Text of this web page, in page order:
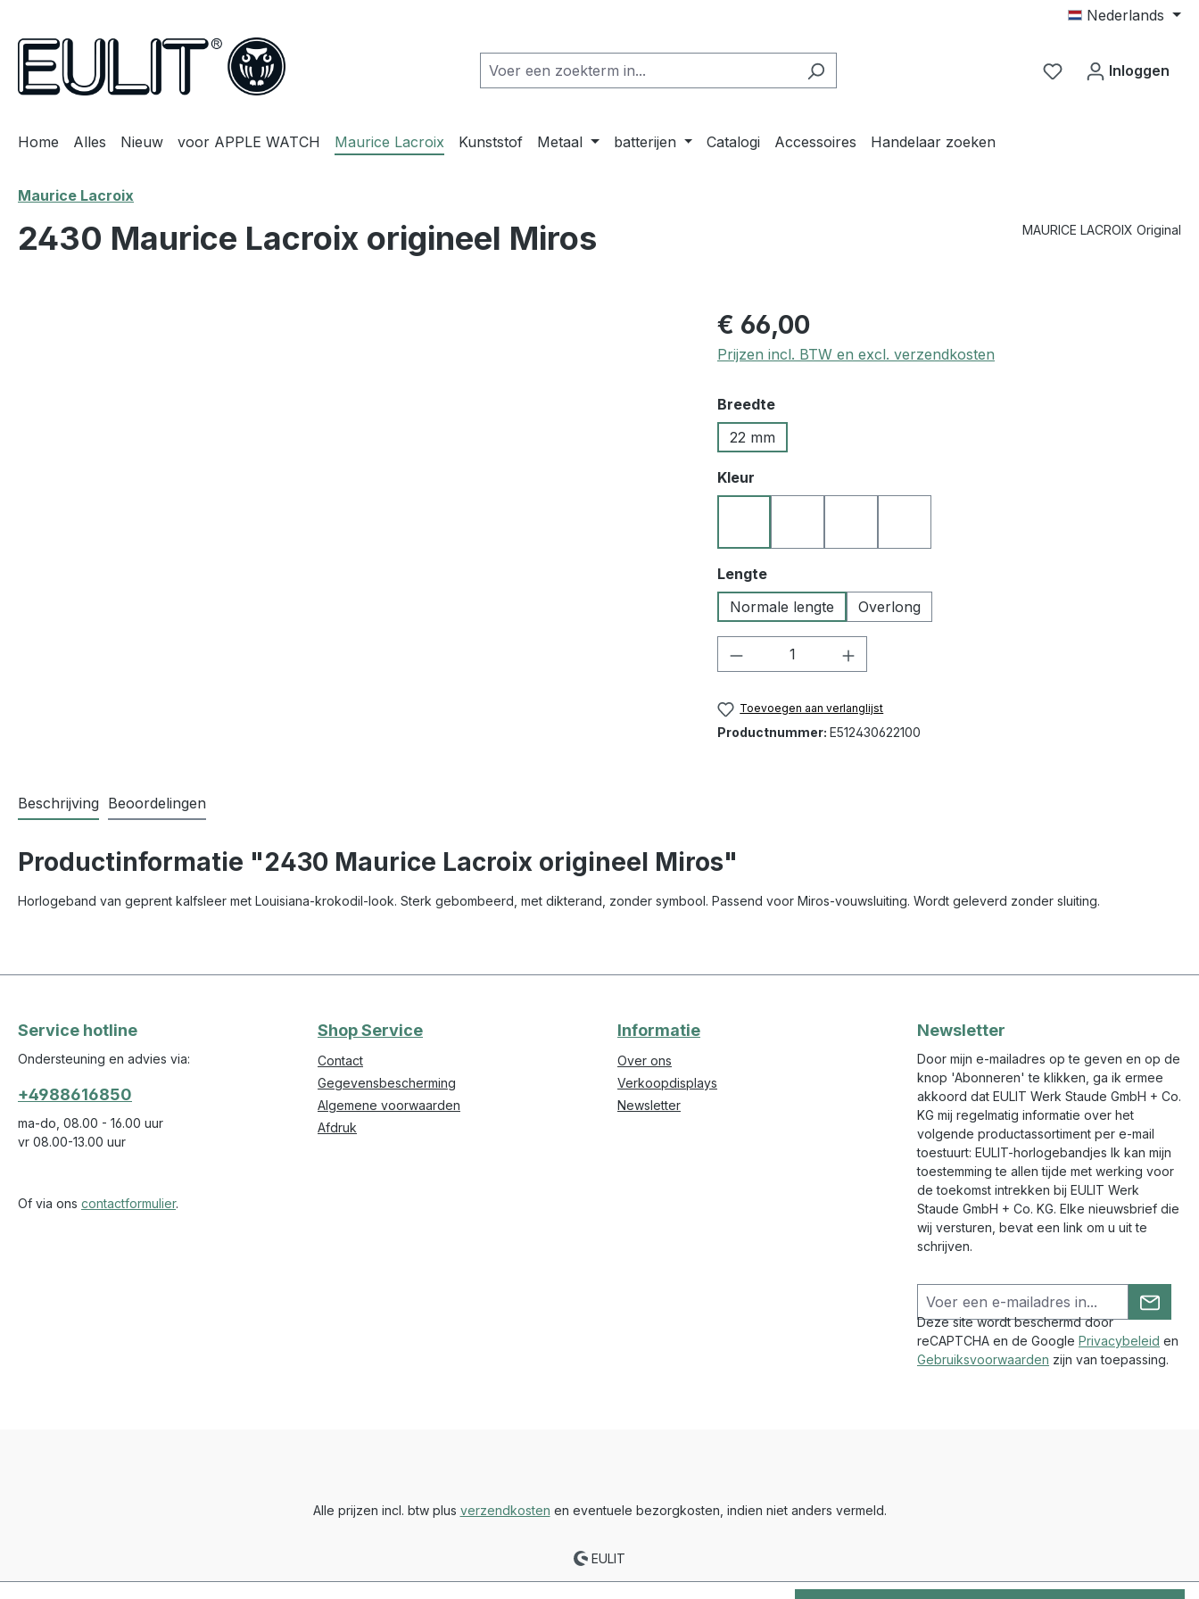
Nederlands
Je hebt 0 items op
Inloggen
Home Alles Nieuw voor APPLE WATCH Maurice Lacroix Kunststof Metaal batterijen Catalogi Accessoires Handelaar zoeken
Maurice Lacroix
2430 Maurice Lacroix origineel Miros MAURICE LACROIX Original
€ 66,00
Prijzen incl. BTW en excl. verzendkosten
Selecteer
Breedte
22 mm
Selecteer
Kleur
Selecteer
Lengte
Normale lengte
Overlong
Producthoeveelheid: Voer de gewenste
Toevoegen aan verlanglijst
Productnummer: E512430622100
Beschrijving Beoordelingen
Productinformatie "2430 Maurice Lacroix origineel Miros"
Horlogeband van geprent kalfsleer met Louisiana-krokodil-look. Sterk gebombeerd, met dikterand, zonder symbool. Passend voor Miros-vouwsluiting. Wordt geleverd zonder sluiting.
Service hotline
Ondersteuning en advies via:
+4988616850
ma-do, 08.00 - 16.00 uur
vr 08.00-13.00 uur
Of via ons contactformulier.
Shop Service
Contact
Gegevensbescherming
Algemene voorwaarden
Afdruk
Informatie
Over ons
Verkoopdisplays
Newsletter
Newsletter
Door mijn e-mailadres op te geven en op de
knop 'Abonneren' te klikken, ga ik ermee
akkoord dat EULIT Werk Staude GmbH + Co.
KG mij regelmatig informatie over het
volgende productassortiment per e-mail
toestuurt: EULIT-horlogebandjes Ik kan mijn
toestemming te allen tijde met werking voor
de toekomst intrekken bij EULIT Werk
Staude GmbH + Co. KG. Elke nieuwsbrief die
wij versturen, bevat een link om u uit te
schrijven.
Deze site wordt beschermd door
reCAPTCHA en de Google Privacybeleid en
Gebruiksvoorwaarden zijn van toepassing.
Alle prijzen incl. btw plus verzendkosten en eventuele bezorgkosten, indien niet anders vermeld.
EULIT